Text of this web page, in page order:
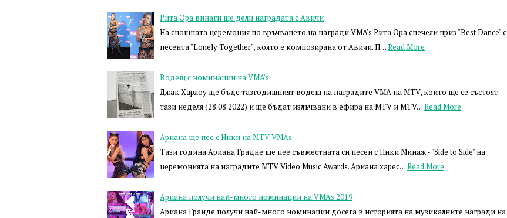
Рита Ора винаги ще дели наградата с Авичи
На снощната церемония по връчването на награди VMA's Рита Ора спечели приз "Best Dance" с
песента "Lonely Together", която е композирана от Авичи. П…Read More
Водещ с номинации на VMA's
Джак Харлоу ще бъде тазгодишният водещ на наградите VMA на MTV, които ще се състоят
тази неделя (28.08.2022) и ще бъдат излъчвани в ефира на MTV и MTV…Read More
Ариана ще пее с Ники на MTV VMAs
Тази година Ариана Градне ще пее съвместната си песен с Ники Минаж - "Side to Side" на
церемонията на наградите MTV Video Music Awards. Ариана харес…Read More
Ариана получи най-много номинации на VMAs 2019
Ариана Гранде получи най-много номинации досега в историята на музикалните награди на